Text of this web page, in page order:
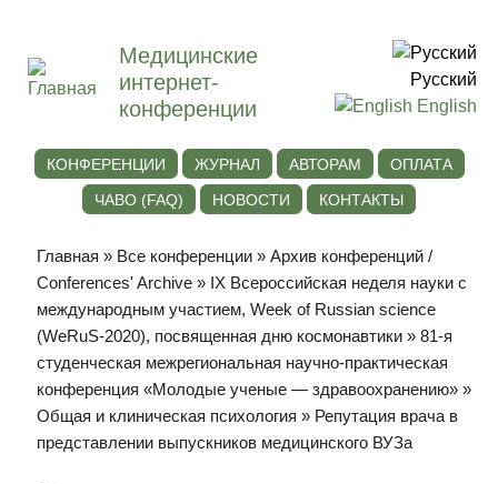
Медицинские
интернет-
конференции
Русский
English
КОНФЕРЕНЦИИ ЖУРНАЛ АВТОРАМ
ОПЛАТА
ЧАВО (FAQ)
НОВОСТИ КОНТАКТЫ
Главная » Все конференции »Архив конференций /
Conferences' Archive » IХ Всероссийская неделя науки с
международным участием, Week of Russian science
(WeRuS-2020), посвященная дню космонавтики »81-я
студенческая межрегиональная научно-практическая
конференция «Молодые ученые — здравоохранению» »
Общая и клиническая психология » Репутация врача в
представлении выпускников медицинского ВУЗа